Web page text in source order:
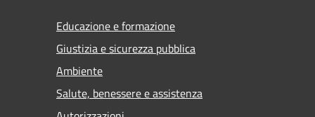
Educazione e formazione
Giustizia e sicurezza pubblica
Ambiente
Salute, benessere e assistenza